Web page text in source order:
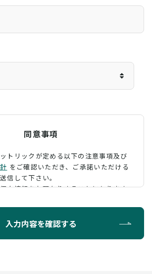
同意事項
トリックが定める以下の注意事項及び
をご確認いただき、 ご承諾いただける
信して下さい。
人情報をお預かりすることになります
に努めております。
入力内容を確認する